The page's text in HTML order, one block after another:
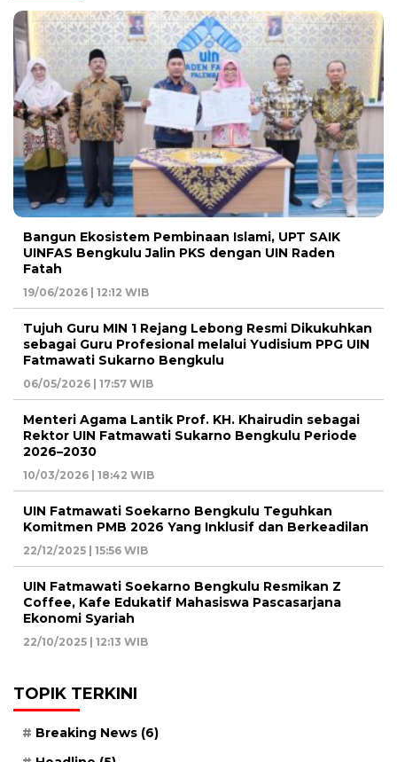
Bangun Ekosistem Pembinaan Islami, UPT SAIK
UINFAS Bengkulu Jalin PKS dengan UIN Raden
Fatah
19/06/2026 | 12:12 WIB
Tujuh Guru MIN 1 Rejang Lebong Resmi Dikukuhkan
sebagai Guru Profesional melalui Yudisium PPG UIN
Fatmawati Sukarno Bengkulu
06/05/2026 | 17:57 WIB
Menteri Agama Lantik Prof. KH. Khairudin sebagai
Rektor UIN Fatmawati Sukarno Bengkulu Periode
2026–2030
10/03/2026 | 18:42 WIB
UIN Fatmawati Soekarno Bengkulu Teguhkan
Komitmen PMB 2026 Yang Inklusif dan Berkeadilan
22/12/2025 | 15:56 WIB
UIN Fatmawati Soekarno Bengkulu Resmikan Z
Coffee, Kafe Edukatif Mahasiswa Pascasarjana
Ekonomi Syariah
22/10/2025 | 12:13 WIB
TOPIK TERKINI
Breaking News (6)